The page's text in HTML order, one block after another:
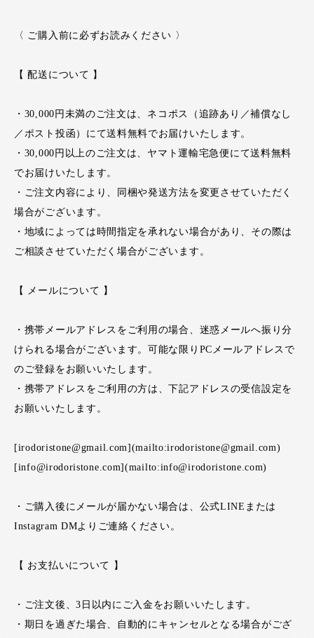
〈 ご購入前に必ずお読みください 〉
【 配送について 】
・30,000円未満のご注文は、ネコポス（追跡あり／補償なし
／ポスト投函）にて送料無料でお届けいたします。
・30,000円以上のご注文は、ヤマト運輸宅急便にて送料無料
でお届けいたします。
・ご注文内容により、同梱や発送方法を変更させていただく
場合がございます。
・地域によっては時間指定を承れない場合があり、その際は
ご相談させていただく場合がございます。
【 メールについて 】
・携帯メールアドレスをご利用の場合、迷惑メールへ振り分
けられる場合がございます。可能な限りPCメールアドレスで
のご登録をお願いいたします。
・携帯アドレスをご利用の方は、下記アドレスの受信設定を
お願いいたします。
[irodoristone@gmail.com](mailto:irodoristone@gmail.com)
[info@irodoristone.com](mailto:info@irodoristone.com)
・ご購入後にメールが届かない場合は、公式LINEまたは
Instagram DMよりご連絡ください。
【 お支払いについて 】
・ご注文後、3日以内にご入金をお願いいたします。
・期日を過ぎた場合、自動的にキャンセルとなる場合がござ